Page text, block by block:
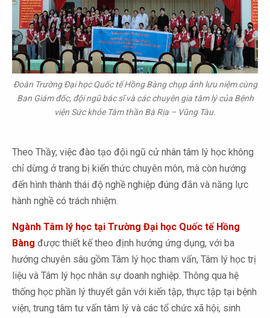
Đoàn Trường Đại học Quốc tế Hồng Bàng chụp ảnh lưu niệm cùng
Ban Giám đốc, đội ngũ bác sĩ và các chuyên gia tâm lý của Bệnh
viện Sức khỏe Tâm thần Bà Rịa – Vũng Tàu.
Theo Thầy, việc đào tạo đội ngũ cử nhân tâm lý học không
chỉ dừng ở trang bị kiến thức chuyên môn, mà còn hướng
đến hình thành thái độ nghề nghiệp đúng đắn và năng lực
hành nghề có trách nhiệm.
Ngành Tâm lý học tại Trường Đại học Quốc tế Hồng
Bàng được thiết kế theo định hướng ứng dụng, với ba
hướng chuyên sâu gồm Tâm lý học tham vấn, Tâm lý học trị
liệu và Tâm lý học nhân sự doanh nghiệp. Thông qua hệ
thống học phần lý thuyết gắn với kiến tập, thực tập tại bệnh
viện, trung tâm tư vấn tâm lý và các tổ chức xã hội, sinh